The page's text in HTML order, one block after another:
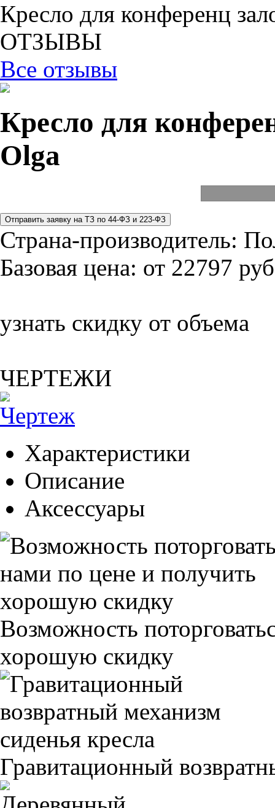
Кресло для конференц
ОТЗЫВЫ
Все отзывы
Кресло для
Olga
Страна-производитель:
Базовая цена: от 22797
узнать скидку от объема
ЧЕРТЕЖИ
Характеристики
Описание
Аксессуары
Возможность
хорошую скидку
Гравитационный